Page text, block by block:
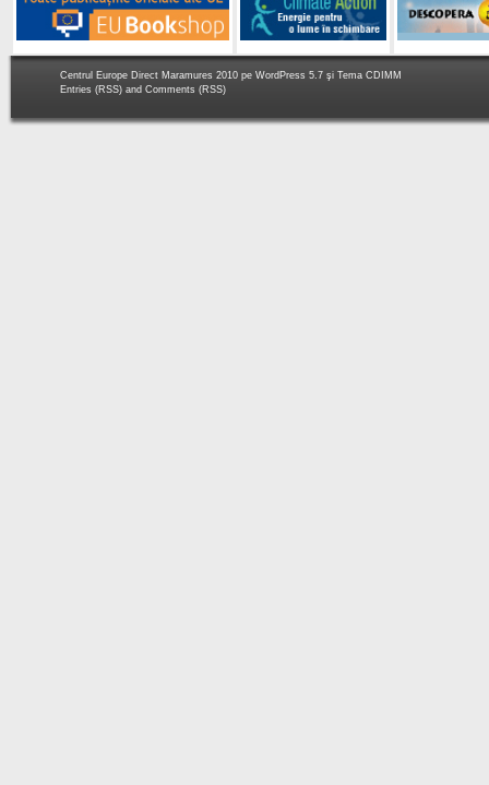
Centrul Europe Direct Maramures 2010 pe WordPress 5.7 şi Tema CDIMM
Entries (RSS) and Comments (RSS)